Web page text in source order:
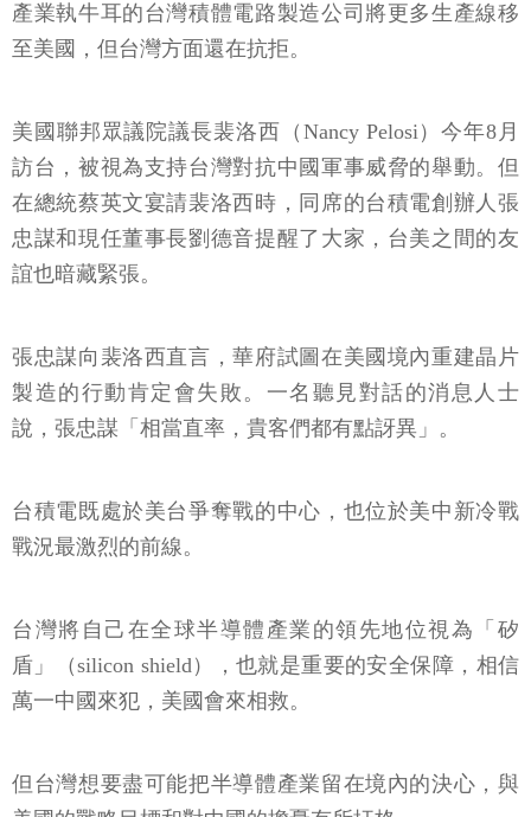
產業執牛耳的台灣積體電路製造公司將更多生產線移
至美國，但台灣方面還在抗拒。
美國聯邦眾議院議長裴洛西（Nancy Pelosi）今年8月
訪台，被視為支持台灣對抗中國軍事威脅的舉動。但
在總統蔡英文宴請裴洛西時，同席的台積電創辦人張
忠謀和現任董事長劉德音提醒了大家，台美之間的友
誼也暗藏緊張。
張忠謀向裴洛西直言，華府試圖在美國境內重建晶片
製造的行動肯定會失敗。一名聽見對話的消息人士
說，張忠謀「相當直率，貴客們都有點訝異」。
台積電既處於美台爭奪戰的中心，也位於美中新冷戰
戰況最激烈的前線。
台灣將自己在全球半導體產業的領先地位視為「矽
盾」（silicon shield），也就是重要的安全保障，相信
萬一中國來犯，美國會來相救。
但台灣想要盡可能把半導體產業留在境內的決心，與